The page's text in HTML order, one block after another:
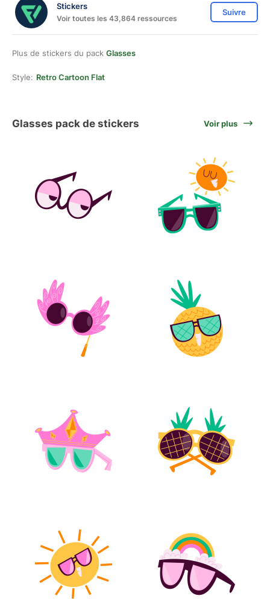
Stickers
Voir toutes les 43,864 ressources
Suivre
Plus de stickers du pack Glasses
Style: Retro Cartoon Flat
Glasses pack de stickers Voir plus